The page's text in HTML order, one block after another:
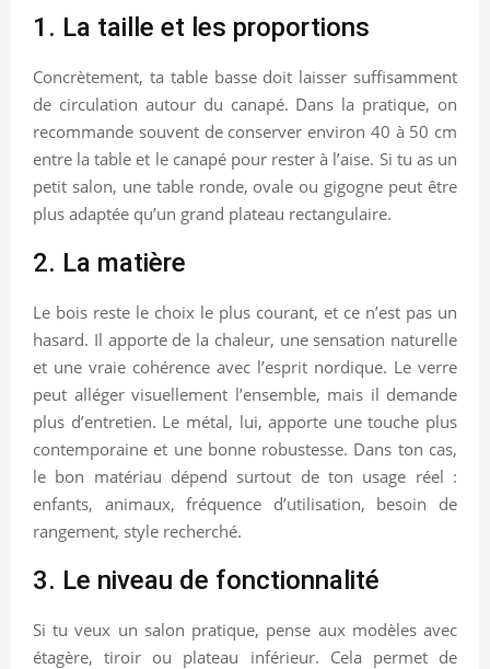
1. La taille et les proportions
Concrètement, ta table basse doit laisser suffisamment
de circulation autour du canapé. Dans la pratique, on
recommande souvent de conserver environ 40 à 50 cm
entre la table et le canapé pour rester à l’aise. Si tu as un
petit salon, une table ronde, ovale ou gigogne peut être
plus adaptée qu’un grand plateau rectangulaire.
2. La matière
Le bois reste le choix le plus courant, et ce n’est pas un
hasard. Il apporte de la chaleur, une sensation naturelle
et une vraie cohérence avec l’esprit nordique. Le verre
peut alléger visuellement l’ensemble, mais il demande
plus d’entretien. Le métal, lui, apporte une touche plus
contemporaine et une bonne robustesse. Dans ton cas,
le bon matériau dépend surtout de ton usage réel :
enfants, animaux, fréquence d’utilisation, besoin de
rangement, style recherché.
3. Le niveau de fonctionnalité
Si tu veux un salon pratique, pense aux modèles avec
étagère, tiroir ou plateau inférieur. Cela permet de